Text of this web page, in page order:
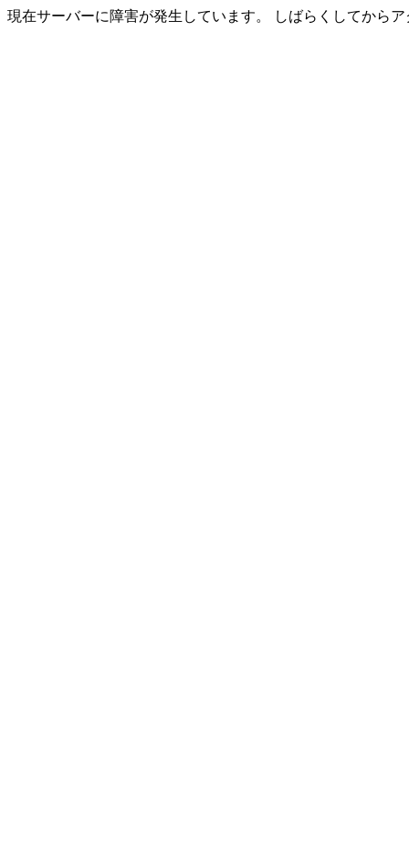
現在サーバーに障害が発生しています。 しばらくしてから